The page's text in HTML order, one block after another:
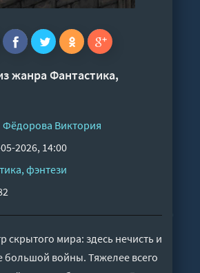
жанраФантастика,
Фёдорова Виктория
2026, 14:00
фэнтези
скрытого мира: здесь нечисть и
большой войны. Тяжелее всего